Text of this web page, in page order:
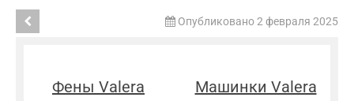
Опубликовано 2 февраля 2025
Фены Valera Машинки Valera